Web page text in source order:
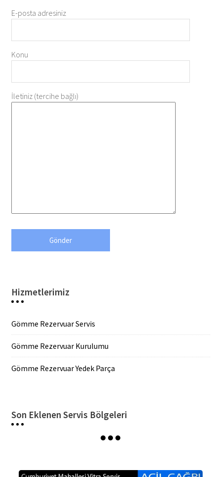
E-posta adresiniz
Konu
İletiniz (tercihe bağlı)
Hizmetlerimiz
Gömme Rezervuar Servis
Gömme Rezervuar Kurulumu
Gömme Rezervuar Yedek Parça
Son Eklenen Servis Bölgeleri